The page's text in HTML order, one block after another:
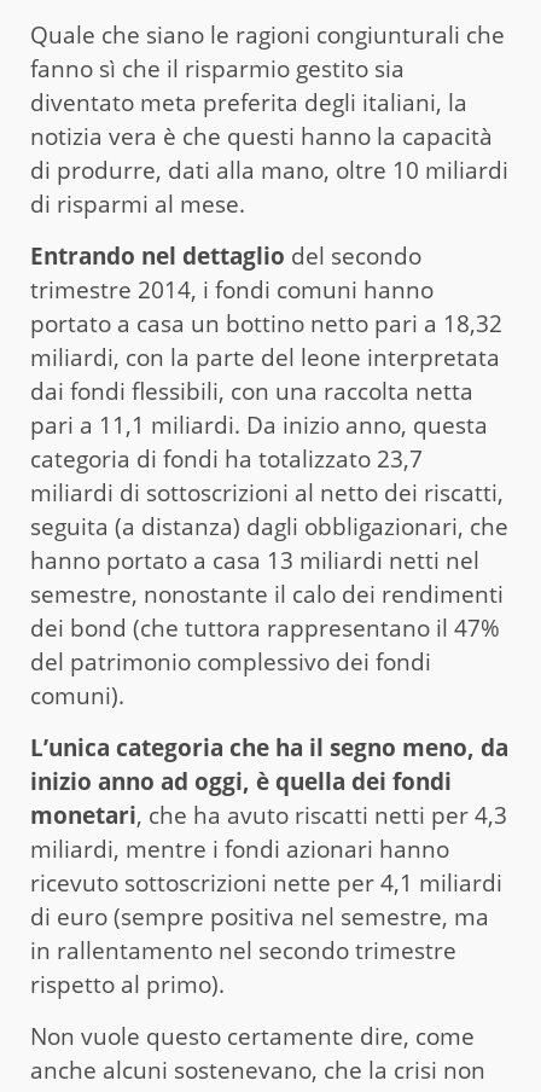
Quale che siano le ragioni congiunturali che
fanno sì che il risparmio gestito sia
diventato meta preferita degli italiani, la
notizia vera è che questi hanno la capacità
di produrre, dati alla mano, oltre 10 miliardi
di risparmi al mese.
Entrando nel dettaglio del secondo
trimestre 2014, i fondi comuni hanno
portato a casa un bottino netto pari a 18,32
miliardi, con la parte del leone interpretata
dai fondi flessibili, con una raccolta netta
pari a 11,1 miliardi. Da inizio anno, questa
categoria di fondi ha totalizzato 23,7
miliardi di sottoscrizioni al netto dei riscatti,
seguita (a distanza) dagli obbligazionari, che
hanno portato a casa 13 miliardi netti nel
semestre, nonostante il calo dei rendimenti
dei bond (che tuttora rappresentano il 47%
del patrimonio complessivo dei fondi
comuni).
L’unica categoria che ha il segno meno, da
inizio anno ad oggi, è quella dei fondi
monetari, che ha avuto riscatti netti per 4,3
miliardi, mentre i fondi azionari hanno
ricevuto sottoscrizioni nette per 4,1 miliardi
di euro (sempre positiva nel semestre, ma
in rallentamento nel secondo trimestre
rispetto al primo).
Non vuole questo certamente dire, come
anche alcuni sostenevano, che la crisi non